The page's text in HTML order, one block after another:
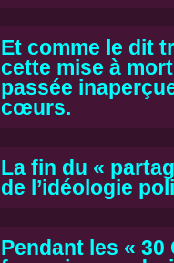
Et comme le dit
cette mise à
passée
cœurs.
La fin du «
de l’idéologie
Pendant les « 30